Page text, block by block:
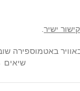
ישיר
באטמוספירה
שיאים